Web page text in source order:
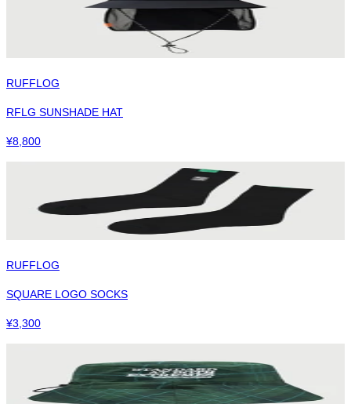
RUFFLOG
RFLG SUNSHADE HAT
¥8,800
RUFFLOG
SQUARE LOGO SOCKS
¥3,300